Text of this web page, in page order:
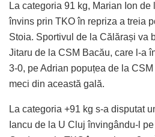
La categoria 91 kg, Marian Ion
învins prin TKO în repriza a treia
Stoia. Sportivul de la Călărași va
Jitaru de la CSM Bacău, care l-a
3-0, pe Adrian popuțea de la
meci din această gală.
La categoria +91 kg s-a disputat
Iancu de la U Cluj învingându-l